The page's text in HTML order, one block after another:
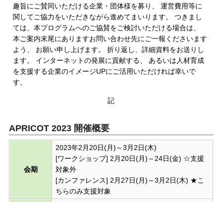
趣旨にご賛同いただける企業・団体様を募り、 運営費用等に
関してご協力をいただきながら進めてまいります。 つきまし
ては、本プログラムへのご協賛をご検討いただける場合は、
本ご案内末尾にありますお問い合わせ先にご一報くださいます
よう、 お願い申し上げます。 折り返し、詳細資料をお送りし
ます。 インターネットの発展に貢献する、 あるいは人材育成
を支援する企業のイメージUPにご活用いただければ幸いで
す。
記
APRICOT 2023 開催概要
会期
2023年2月20日(月)～3月2日(木)
[ワークショップ] 2月20日(月)～24日(金) ☆支援
対象外
[カンファレンス] 2月27日(月)～3月2日(木) ★こ
ちらのみ支援対象